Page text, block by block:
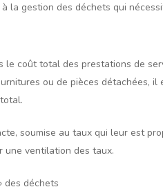
la gestion des déchets qui
coût total des prestations de
ou de pièces
soumise au taux qui leur est
une ventilation des taux.
des déchets